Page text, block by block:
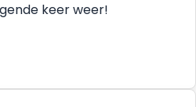
keer weer!